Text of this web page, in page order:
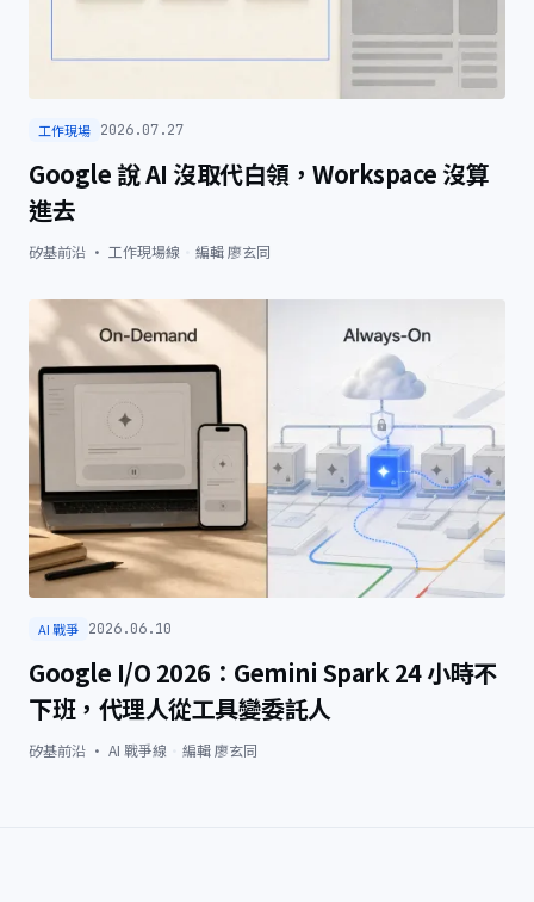
工作現場 2026.07.27
Google 說 AI 沒取代白領，Workspace 沒算
進去
矽基前沿 · 工作現場線 編輯廖玄同
AI 戰爭 2026.06.10
Google I/O 2026：Gemini Spark 24 小時不
下班，代理人從工具變委託人
矽基前沿 · AI 戰爭線 編輯廖玄同